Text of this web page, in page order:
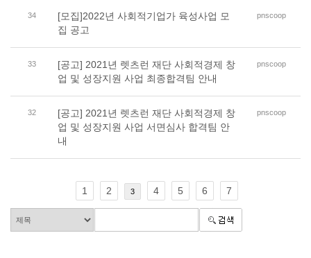
34
[모집]2022년 사회적기업가 육성사업 모
집 공고
pnscoop
33
[공고] 2021년 렛츠런 재단 사회적경제 창
업 및 성장지원 사업 최종합격팀 안내
pnscoop
32
[공고] 2021년 렛츠런 재단 사회적경제 창
업 및 성장지원 사업 서면심사 합격팀 안
내
pnscoop
1 2 3 4 5 6 7